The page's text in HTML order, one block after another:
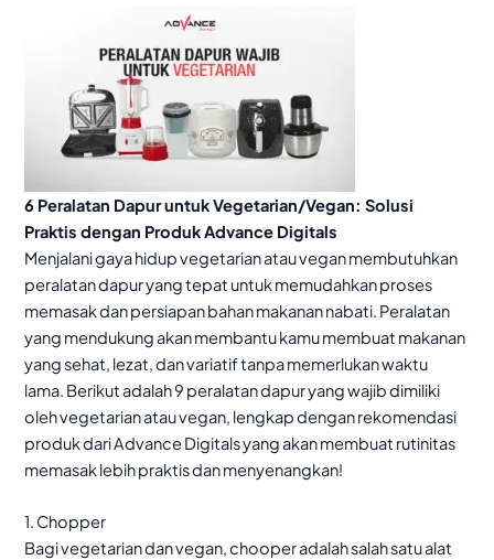
6 Peralatan Dapur untuk Vegetarian/Vegan: Solusi
Praktis dengan Produk Advance Digitals
Menjalani gaya hidup vegetarian atau vegan membutuhkan
peralatan dapur yang tepat untuk memudahkan proses
memasak dan persiapan bahan makanan nabati. Peralatan
yang mendukung akan membantu kamu membuat makanan
yang sehat, lezat, dan variatif tanpa memerlukan waktu
lama. Berikut adalah 9 peralatan dapur yang wajib dimiliki
oleh vegetarian atau vegan, lengkap dengan rekomendasi
produk dari Advance Digitals yang akan membuat rutinitas
memasak lebih praktis dan menyenangkan!
1. Chopper
Bagi vegetarian dan vegan, chooper adalah salah satu alat